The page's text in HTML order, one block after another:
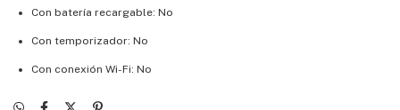
Con batería recargable: No
Con temporizador: No
Con conexión Wi-Fi: No